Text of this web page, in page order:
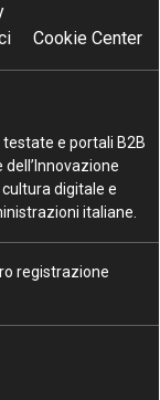
Cookie Center
e portali B2B
digitale e
italiane.
registrazione